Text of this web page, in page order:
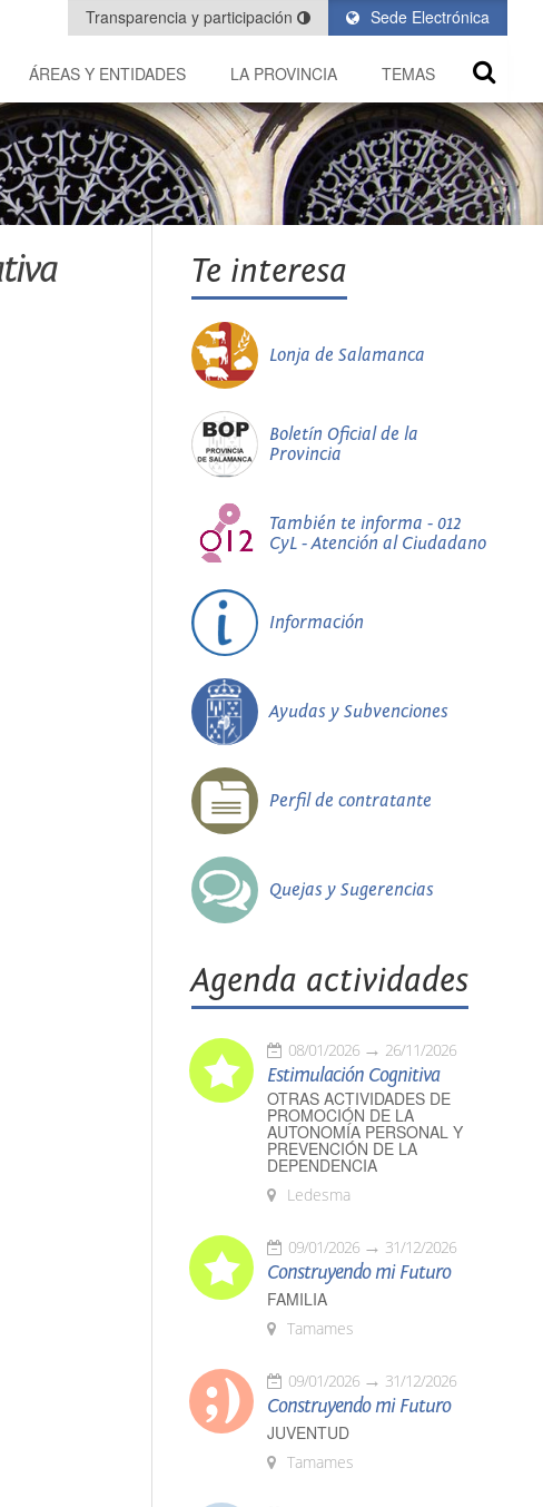
Sede Electrónica
Transparencia y participación
ÁREAS Y ENTIDADES LA PROVINCIA TEMAS
Te interesa
Lonja de Salamanca
Boletín Oficial de la
Provincia
También te informa - 012
CyL - Atención al Ciudadano
Información
Ayudas y Subvenciones
Perfil de contratante
Quejas y Sugerencias
Agenda actividades
08/01/2026 26/11/2026
Estimulación Cognitiva
OTRAS ACTIVIDADES DE
PROMOCIÓN DE LA
AUTONOMÍA PERSONAL Y
PREVENCIÓN DE LA
DEPENDENCIA
Ledesma
09/01/2026 31/12/2026
Construyendo mi Futuro
FAMILIA
Tamames
09/01/2026 31/12/2026
Construyendo mi Futuro
JUVENTUD
Tamames